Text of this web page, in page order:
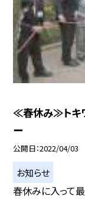
≪春休み≫トキ
ー
公開日 2022/04/03
お知らせ
春休みに入って